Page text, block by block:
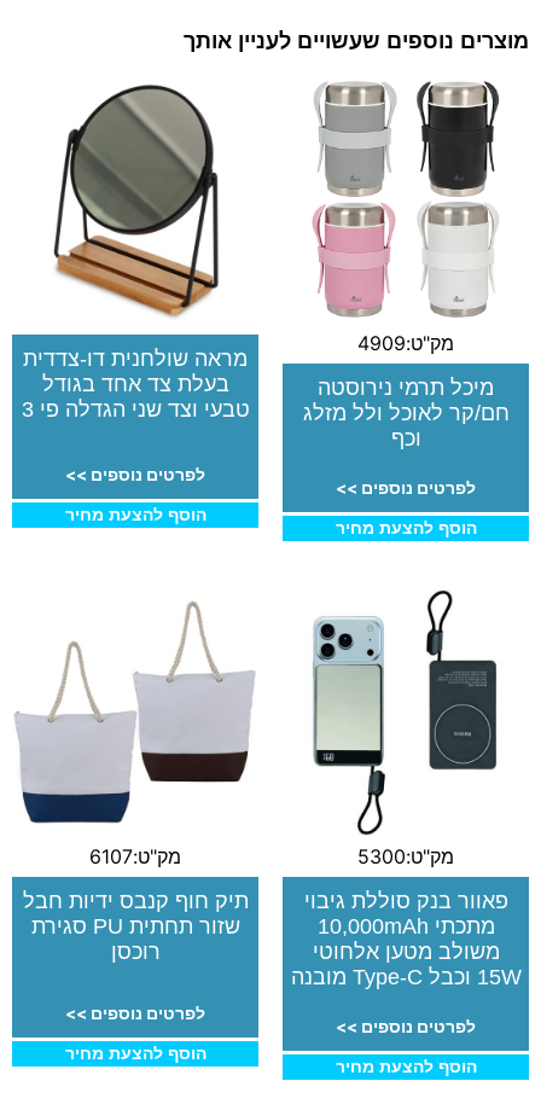
מוצרים נוספים שעשויים לעניין אותך
מק"ט:4909
מיכל תרמי נירוסטה
חם/קר לאוכל ולל מזלג
וכף
לפרטים נוספים >>
הוסף להצעת מחיר
מראה שולחנית דו-צדדית
בעלת צד אחד בגודל
טבעי וצד שני הגדלה פי 3
לפרטים נוספים >>
הוסף להצעת מחיר
מק"ט:5300
פאוור בנק סוללת גיבוי
מתכתי 10,000mAh
משולב מטען אלחוטי
15W וכבל Type-C מובנה
לפרטים נוספים >>
הוסף להצעת מחיר
מק"ט:6107
תיק חוף קנבס ידיות חבל
שזור תחתית PU סגירת
רוכסן
לפרטים נוספים >>
הוסף להצעת מחיר